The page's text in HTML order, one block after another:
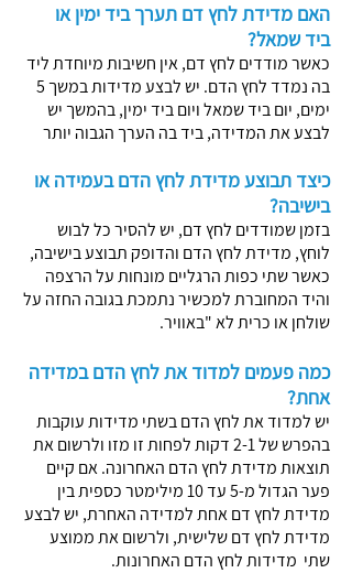
האם מדידת לחץ דם תערך ביד ימין או
ביד שמאל?
כאשר מודדים לחץ דם, אין חשיבות מיוחדת ליד
בה נמדד לחץ הדם. יש לבצע מדידות במשך 5
ימים, יום ביד שמאל ויום ביד ימין, בהמשך יש
לבצע את המדידה, ביד בה הערך הגבוה יותר
כיצד תבוצע מדידת לחץ הדם בעמידה או
בישיבה?
בזמן שמודדים לחץ דם, יש להסיר כל לבוש
לוחץ, מדידת לחץ הדם והדופק תבוצע בישיבה,
כאשר שתי כפות הרגליים מונחות על הרצפה
והיד המחוברת למכשיר נתמכת בגובה החזה על
שולחן או כרית לא "באוויר.
כמה פעמים למדוד את לחץ הדם במדידה
אחת?
יש למדוד את לחץ הדם בשתי מדידות עוקבות
בהפרש של 2-1 דקות לפחות זו מזו ולרשום את
תוצאות מדידת לחץ הדם האחרונה. אם קיים
פער הגדול מ-5 עד 10 מילימטר כספית בין
מדידת לחץ דם אחת למדידה האחרת, יש לבצע
מדידת לחץ דם שלישית, ולרשום את ממוצע
שתי מדידות לחץ הדם האחרונות.